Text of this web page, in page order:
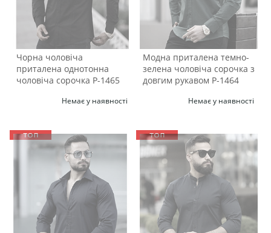
Чорна чоловіча
приталена однотонна
чоловіча сорочка Р-1465
Немає у наявності
Модна приталена темно-
зелена чоловіча сорочка з
довгим рукавом Р-1464
Немає у наявності